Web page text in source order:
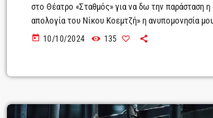
στο Θέατρο «Σταθμός» για να δω την παράσταση η
απολογία του Νίκου Κοεμτζή» η ανυπομονησία
Είναι η πρώτη παράσταση που θα δω τη φετινή
ένας άνθρωπος ρακένδυτος και φανερά
today 10/10/2024 135